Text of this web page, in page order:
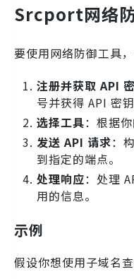
Srcport网络
要使用网络防御工具
注册并获取 API
号并获得 API 密钥
选择工具：根据
发送 API 请求：
到指定的端点。
处理响应：处理
用的信息。
示例
假设你想使用子域名